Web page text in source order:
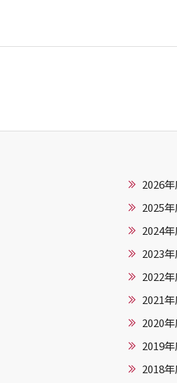
2026
2025
2024
2023
2022
2021
2020
2019
2018